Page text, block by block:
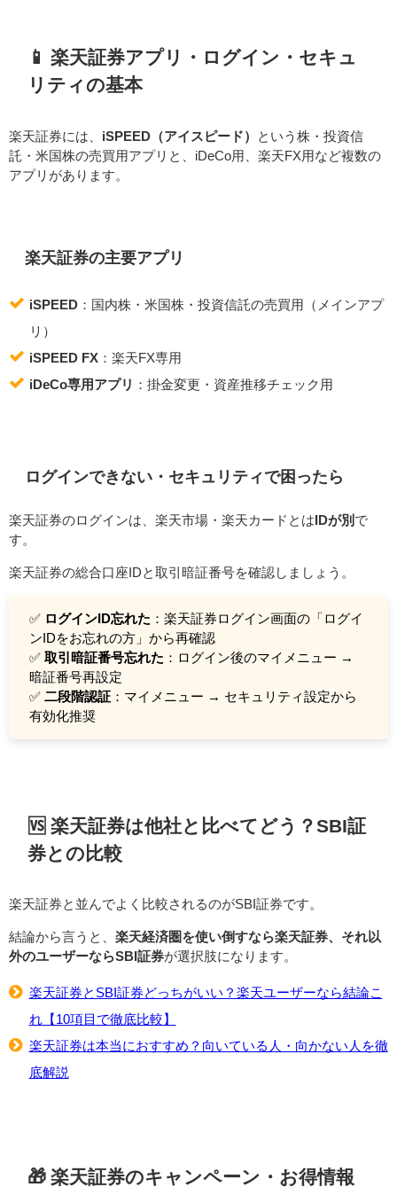
📱 楽天証券アプリ・ログイン・セキュ
リティの基本
楽天証券には、 iSPEED（アイスピード）
という株・投資信
託・米国株の売買用アプリと、iDeCo用、楽天FX用など複数の
アプリがあります。
楽天証券の主要アプリ
iSPEED：国内株・米国株・投資信託の売買用（メインアプ
リ）
iSPEED FX：楽天FX専用
iDeCo専用アプリ ：掛金変更・資産推移チェック用
ログインできない・セキュリティで困ったら
楽天証券のログインは、楽天市場・楽天カードとは IDが別 で
す。
楽天証券の総合口座IDと取引暗証番号を確認しましょう。
✅ ログインID忘れた ：楽天証券ログイン画面の「ログイ
ンIDをお忘れの方」から再確認
✅ 取引暗証番号忘れた ：ログイン後のマイメニュー →
暗証番号再設定
✅ 二段階認証：マイメニュー → セキュリティ設定から
有効化推奨
🆚 楽天証券は他社と比べてどう？SBI証
券との比較
楽天証券と並んでよく比較されるのがSBI証券です。
結論から言うと、 楽天経済圏を使い倒すなら楽天証券、それ以
外のユーザーならSBI証券が選択肢になります。
楽天証券とSBI証券どっちがいい？楽天ユーザーなら結論こ
れ【10項目で徹底比較】
楽天証券は本当におすすめ？向いている人・向かない人を徹
底解説
🎁 楽天証券のキャンペーン・お得情報